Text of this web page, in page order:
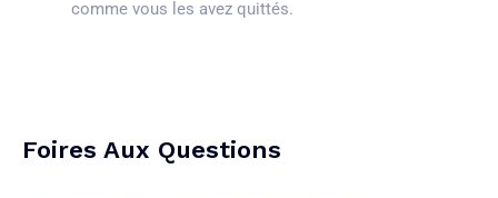
comme vous les avez quittés.
Foires Aux Questions